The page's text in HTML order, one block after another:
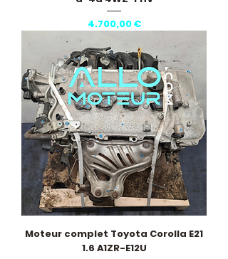
Pris
4.700,00 €
Moteur complet Toyota Corolla E21
1.6 A1ZR-E12U